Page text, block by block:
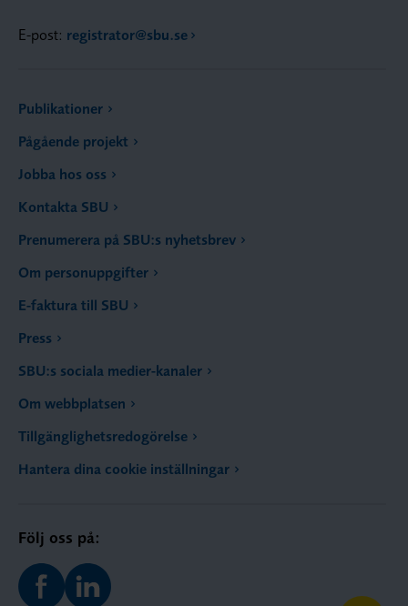
E-post: registrator@sbu.se
Publikationer
Pågående projekt
Jobba hos oss
Kontakta SBU
Prenumerera på SBU:s nyhetsbrev
Om personuppgifter
E-faktura till SBU
Press
SBU:s sociala medier-kanaler
Om webbplatsen
Tillgänglighetsredogörelse
Hantera dina cookie inställningar
Följ oss på: